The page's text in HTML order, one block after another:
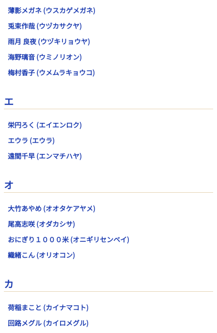
薄影メガネ (ウスカゲメガネ)
兎束作哉 (ウヅカサクヤ)
雨月 良夜 (ウヅキリョウヤ)
海野璃音 (ウミノリオン)
梅村香子 (ウメムラキョウコ)
エ
栄円ろく (エイエンロク)
エウラ (エウラ)
遠間千早 (エンマチハヤ)
オ
大竹あやめ (オオタケアヤメ)
尾高志咲 (オダカシサ)
おにぎり１０００米 (オニギリセンベイ)
織緒こん (オリオコン)
カ
荷稲まこと (カイナマコト)
回路メグル (カイロメグル)